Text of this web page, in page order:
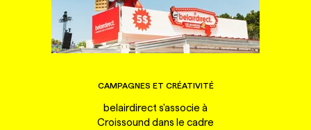
CAMPAGNES ET CRÉATIVITÉ
belairdirect s'associe à
Croissound dans le cadre